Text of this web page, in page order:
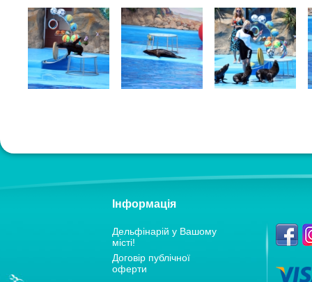
Інформація
Дельфiнарiй у Вашому
мiстi!
Договір публічної
оферти